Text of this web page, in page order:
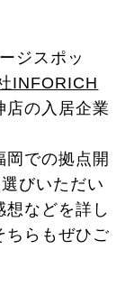
ジスポッ
INFORICH
の入居企業
岡での拠点開
びいただい
などを詳し
ちらもぜひご